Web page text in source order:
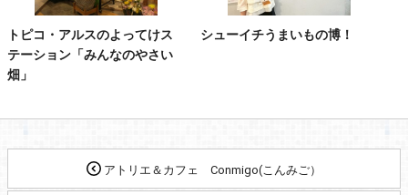
トピコ・アルスのよってけス
テーション「みんなのやさい
畑」
シューイチうまいもの博！
アトリエ＆カフェ Conmigo(こんみご）